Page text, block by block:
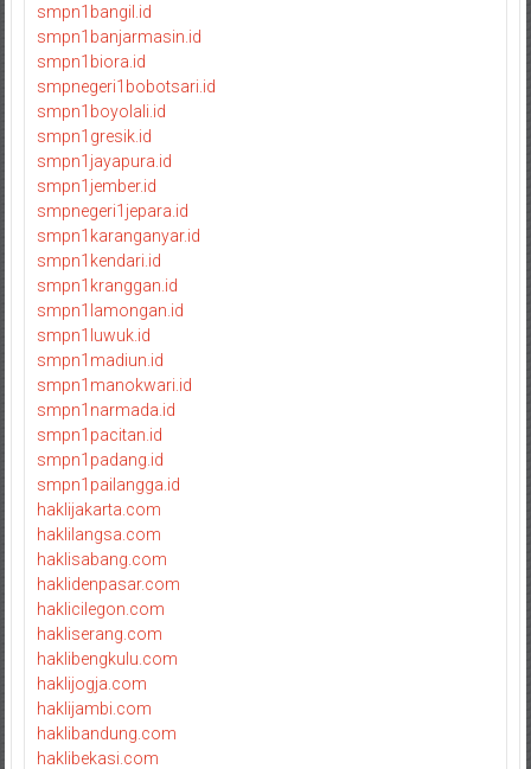
smpn1bangil.id
smpn1banjarmasin.id
smpn1biora.id
smpnegeri1bobotsari.id
smpn1boyolali.id
smpn1gresik.id
smpn1jayapura.id
smpn1jember.id
smpnegeri1jepara.id
smpn1karanganyar.id
smpn1kendari.id
smpn1kranggan.id
smpn1lamongan.id
smpn1luwuk.id
smpn1madiun.id
smpn1manokwari.id
smpn1narmada.id
smpn1pacitan.id
smpn1padang.id
smpn1pailangga.id
haklijakarta.com
haklilangsa.com
haklisabang.com
haklidenpasar.com
haklicilegon.com
hakliserang.com
haklibengkulu.com
haklijogja.com
haklijambi.com
haklibandung.com
haklibekasi.com